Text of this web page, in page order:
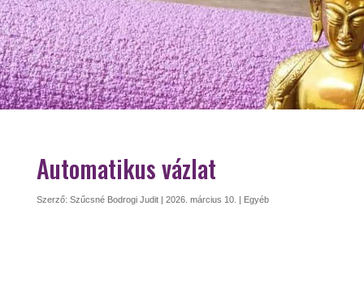
Automatikus vázlat
Szerző: Szűcsné Bodrogi Judit| 2026. március 10. | Egyéb